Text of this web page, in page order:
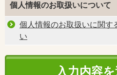
個人情報のお取扱いについて
個人情報のお取扱いに関す
い